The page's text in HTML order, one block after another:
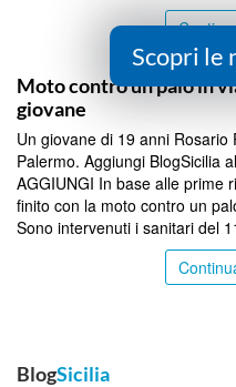
Moto contro un palo in
giovane
Un giovane di 19 anni
Palermo. Aggiungi BlogSicilia
AGGIUNGI In base alle prime
finito con la moto contro un
Sono intervenuti i sanitari del
BlogSicilia
Scopri le